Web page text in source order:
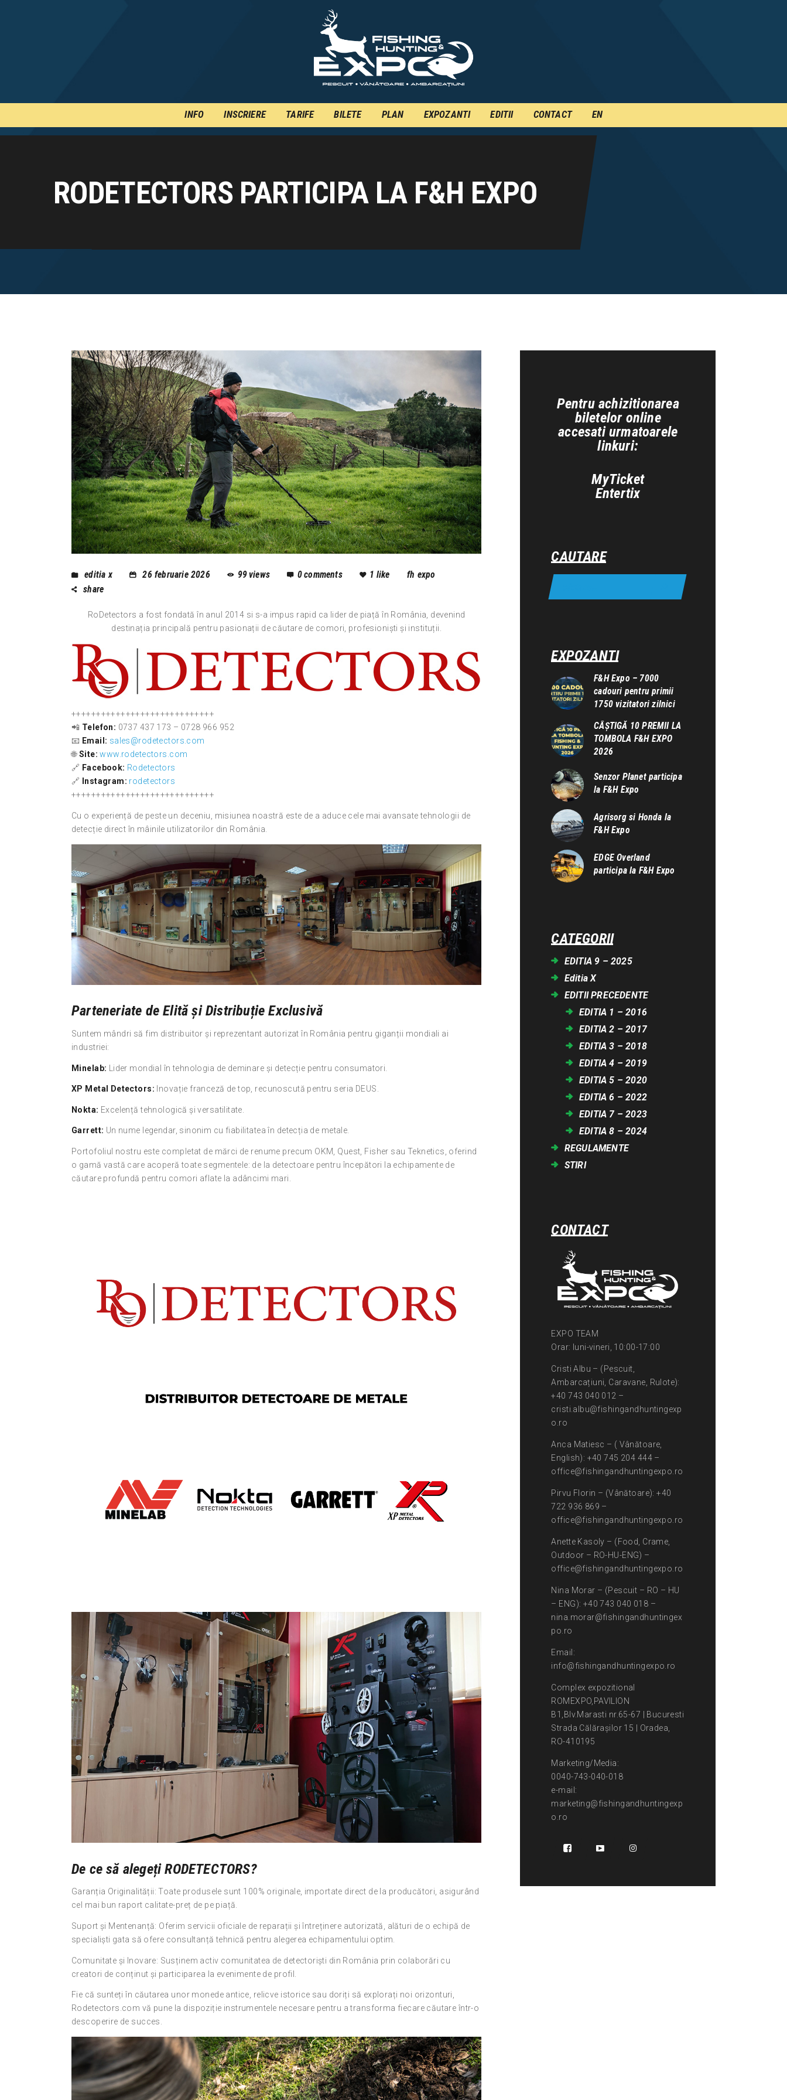
INFO INSCRIERE TARIFE BILETE PLAN EXPOZANTI EDITII CONTACT EN
RODETECTORS PARTICIPA LA F&H EXPO
INSCRIERE
TARIFE
PLAN
EXPOZANTI
CONTACT
editia x 26 februarie 2026 99views 0comments 1 like
fh expo
share
RoDetectors a fost fondată în anul 2014 si s-a impus rapid ca lider de piață în România, devenind
destinația principală pentru pasionații de căutare de comori, profesioniști și instituții.
+++++++++++++++++++++++++++++
📲 Telefon: 0737 437 173 – 0728 966 952
📧 Email: sales@rodetectors.com
🌐Site: www.rodetectors.com
🔗 Facebook: Rodetectors
🔗
Instagram: rodetectors
+++++++++++++++++++++++++++++
Cu o experiență de peste un deceniu, misiunea noastră este de a aduce cele mai avansate tehnologii de
detecție direct în mâinile utilizatorilor din România.
Parteneriate de Elită și Distribuție Exclusivă
Suntem mândri să fim distribuitor și reprezentant autorizat în România pentru giganții mondiali ai
industriei:
Minelab: Lider mondial în tehnologia de deminare și detecție pentru consumatori.
XP Metal Detectors: Inovație franceză de top, recunoscută pentru seria DEUS.
Nokta: Excelență tehnologică și versatilitate.
Garrett: Un nume legendar, sinonim cu fiabilitatea în detecția de metale.
Portofoliul nostru este completat de mărci de renume precum OKM, Quest, Fisher sau Teknetics, oferind
o gamă vastă care acoperă toate segmentele: de la detectoare pentru începători la echipamente de
căutare profundă pentru comori aflate la adâncimi mari.
De ce să alegeți RODETECTORS?
Garanția Originalității: Toate produsele sunt 100% originale, importate direct de la producători, asigurând
cel mai bun raport calitate-preț de pe piață.
Suport și Mentenanță: Oferim servicii oficiale de reparații și întreținere autorizată, alături de o echipă de
specialiști gata să ofere consultanță tehnică pentru alegerea echipamentului optim.
Comunitate și Inovare: Susținem activ comunitatea de detectoriști din România prin colaborări cu
creatori de conținut și participarea la evenimente de profil.
Fie că sunteți în căutarea unor monede antice, relicve istorice sau doriți să explorați noi orizonturi,
Rodetectors.com vă pune la dispoziție instrumentele necesare pentru a transforma fiecare căutare într-o
descoperire de succes.
Pentru achizitionarea
biletelor online
accesati urmatoarele
linkuri:
MyTicket
Entertix
CAUTARE
EXPOZANTI
F&H Expo – 7000
cadouri pentru primii
1750 vizitatori zilnici
CÂȘTIGĂ 10 PREMII LA
TOMBOLA F&H EXPO
2026
Senzor Planet participa
la F&H Expo
Agrisorg si Honda la
F&H Expo
EDGE Overland
participa la F&H Expo
CATEGORII
EDITIA 9 – 2025
Editia X
EDITII PRECEDENTE
EDITIA 1 – 2016
EDITIA 2 – 2017
EDITIA 3 – 2018
EDITIA 4 – 2019
EDITIA 5 – 2020
EDITIA 6 – 2022
EDITIA 7 – 2023
EDITIA 8 – 2024
REGULAMENTE
STIRI
CONTACT
EXPO TEAM
Orar: luni-vineri, 10:00-17:00
Cristi Albu – (Pescuit,
Ambarcațiuni, Caravane, Rulote):
+40 743 040 012 –
cristi.albu@fishingandhuntingexp
o.ro
Anca Matiesc – ( Vânătoare,
English): +40 745 204 444 –
office@fishingandhuntingexpo.ro
Pirvu Florin – (Vânătoare): +40
722 936 869 –
office@fishingandhuntingexpo.ro
Anette Kasoly – (Food, Crame,
Outdoor – RO-HU-ENG) –
office@fishingandhuntingexpo.ro
Nina Morar – (Pescuit – RO – HU
– ENG): +40 743 040 018 –
nina.morar@fishingandhuntingex
po.ro
Email:
info@fishingandhuntingexpo.ro
Complex expozitional
ROMEXPO,PAVILION
B1,Blv.Marasti nr.65-67 | Bucuresti
Strada Călărașilor 15 | Oradea,
RO-410195
Marketing/Media:
0040-743-040-018
e-mail:
marketing@fishingandhuntingexp
o.ro